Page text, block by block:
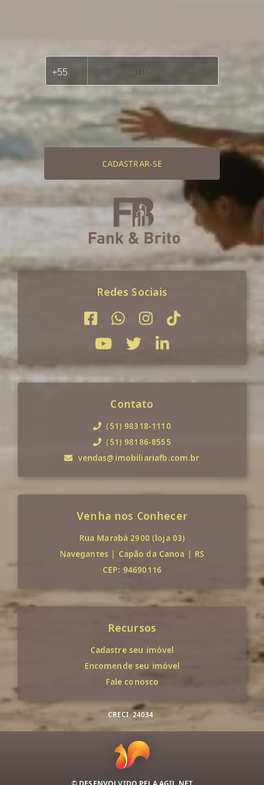
CADASTRAR-SE
Redes Sociais
Contato
(51) 98318-1110
(51) 98186-8555
vendas@imobiliariafb.com.br
Venha nos Conhecer
Rua Marabá 2900 (loja 03)
Navegantes | Capão da Canoa | RS
CEP: 94690116
Recursos
Cadastre seu imóvel
Encomende seu imóvel
Fale conosco
CRECI 24034